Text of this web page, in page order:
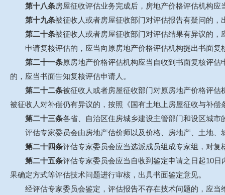
第十八条房屋征收评估业务完成后，房地产价格评估机构
第十九条被征收人或者房屋征收部门对评估报告有疑问的
第二十条被征收人或者房屋征收部门对评估结果有异议的
申请复核评估的，应当向原房地产价格评估机构提出书面复
第二十一条原房地产价格评估机构应当自收到书面复核评
的，应当书面告知复核评估申请人。
第二十二条被征收人或者房屋征收部门对原房地产价格评
被征收人对补偿仍有异议的，按照《国有土地上房屋征收与补偿
第二十三条各省、自治区住房城乡建设主管部门和设区城
评估专家委员会由房地产估价师以及价格、房地产、土地、
第二十四条评估专家委员会应当选派成员组成专家组，对
第二十五条评估专家委员会应当自收到鉴定申请之日起10
果确定方式等评估技术问题进行审核，出具书面鉴定意见。
经评估专家委员会鉴定，评估报告不存在技术问题的，应当